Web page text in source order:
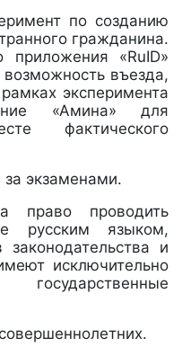
по созданию
гражданина.
«RuID»
въезда,
эксперимента
«Амина» для
фактического
экзаменами.
право проводить
русским языком,
и
исключительно